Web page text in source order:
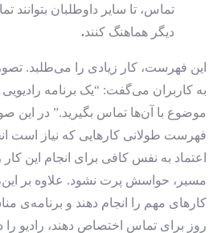
تماس، تا سایر داوطلبان بتوانند
دیگر هماهنگ کنند.
این فهرست، کار زیادی را می‌طلبد.
به کاربران می‌گفت: “یک برنامه رادیویی
موضوع با آن‌ها تماس بگیرید.” در این
فهرست طولانی کارهایی که نیاز است
اعتماد به ‌نفس کافی برای انجام این
مسیر، حواسش پرت نشود. علاوه بر این،
کارهای مهم را انجام دهند و برنامه‌ی
روز برای تماس اختصاص دهند، رادیو